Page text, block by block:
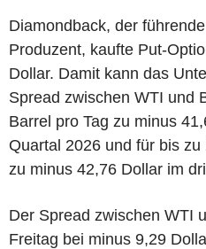
Diamondback, der
Produzent, kaufte Put-
Dollar. Damit kann das
Spread zwischen WTI und
Barrel pro Tag zu minus
Quartal 2026 und für bis
zu minus 42,76 Dollar im
Der Spread zwischen WTI
Freitag bei minus 9,29